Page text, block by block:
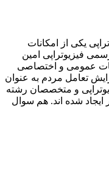
یکی از امکانات
فیزیوتراپی امین
عمومی و اختصاصی
تعامل مردم به عنوان
و متخصصان رشته
ایجاد شده اند. هم سوال